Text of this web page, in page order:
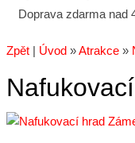
Doprava zdarma nad
Zpět | Úvod »Atrakce »